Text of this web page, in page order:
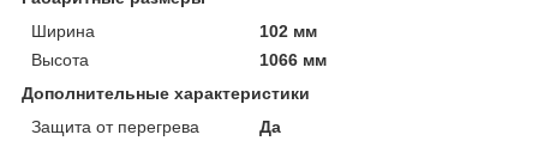
Ширина
102 мм
Высота
1066 мм
Дополнительные характеристики
Защита от перегрева
Да